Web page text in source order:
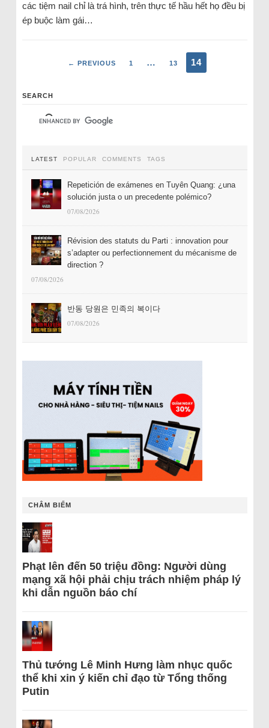
các tiệm nail chỉ là trá hình, trên thực tế hầu hết họ đều bị
ép buộc làm gái…
← PREVIOUS 1 … 13 14
SEARCH
LATEST POPULAR COMMENTS TAGS
Repetición de exámenes en Tuyên Quang: ¿una
solución justa o un precedente polémico?
07/08/2026
Révision des statuts du Parti : innovation pour
s’adapter ou perfectionnement du mécanisme de
direction ?
07/08/2026
반동 당원은 민족의 복이다
07/08/2026
CHÂM BIẾM
Phạt lên đến 50 triệu đồng: Người dùng
mạng xã hội phải chịu trách nhiệm pháp lý
khi dẫn nguồn báo chí
Thủ tướng Lê Minh Hưng làm nhục quốc
thể khi xin ý kiến chỉ đạo từ Tổng thống
Putin